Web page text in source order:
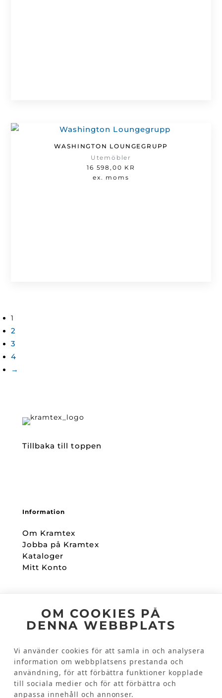
OM COOKIES PÅ
DENNA WEBBPLATS
Vi använder cookies för att samla in och analysera
information om webbplatsens prestanda och
användning, för att förbättra funktioner kopplade
till sociala medier och för att förbättra och
anpassa innehåll och annonser.
WASHINGTON LOUNGEGRUPP
Utemöbler
16 598,00 KR
ex. moms
1
2
3
4
→
Tillbaka till toppen
Information
Om Kramtex
Jobba på Kramtex
Kataloger
Mitt Konto
Facebook
Kundinformation
Kontakta oss